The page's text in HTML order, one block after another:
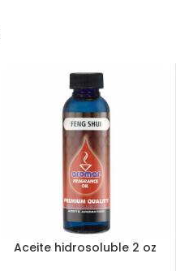
Aceite hidrosoluble 2 oz